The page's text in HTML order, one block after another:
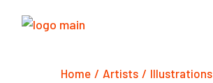
Home Artists Illustrations